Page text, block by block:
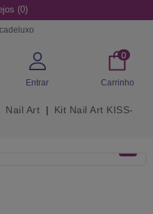
(0)
Entrar
0
Carrinho
Nail Art
Kit Nail Art KISS-